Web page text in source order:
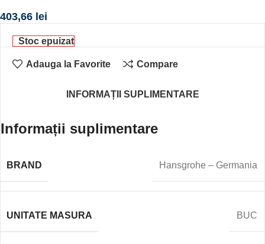
403,66 lei
Stoc epuizat
Adauga la Favorite Compare
INFORMAȚII SUPLIMENTARE
Informații suplimentare
BRAND Hansgrohe – Germania
UNITATE MASURA BUC